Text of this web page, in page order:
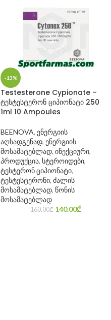
-13%
Testesterone Cypionate –
ტესტესტერონ ციპიონატი 250
1ml 10 Ampoules
BEENOVA, ენერგიის
აღსადგენად, ენერგიის
მოსამატებლად, ინექციური,
პროდუქცია, სტეროიდები,
ტესტერონ ციპიონატი,
ტესტესტერონი, ძალის
მოსამატებლად, წონის
მოსამატებლად
160.00₾ 140.00₾